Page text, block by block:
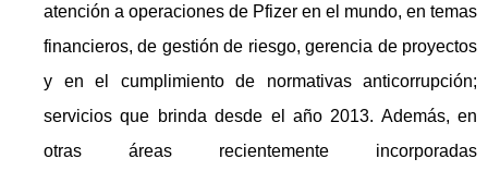
atención a operaciones de Pfizer en el mundo, en temas
financieros, de gestión de riesgo, gerencia de proyectos
y en el cumplimiento de normativas anticorrupción;
servicios que brinda desde el año 2013. Además, en
otras áreas recientemente incorporadas